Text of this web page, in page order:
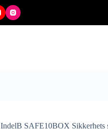
IndelB SAFE10BOX Sikkerhets